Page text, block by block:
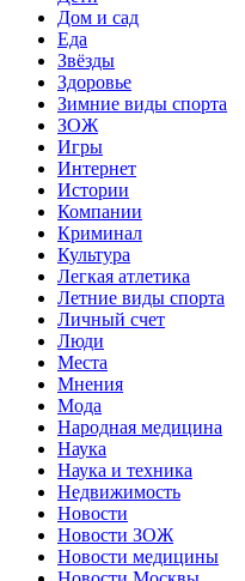
Дом и сад
Еда
Звёзды
Здоровье
Зимние виды спорта
ЗОЖ
Игры
Интернет
Истории
Компании
Криминал
Культура
Легкая атлетика
Летние виды спорта
Личный счет
Люди
Места
Мнения
Мода
Народная медицина
Наука
Наука и техника
Недвижимость
Новости
Новости ЗОЖ
Новости медицины